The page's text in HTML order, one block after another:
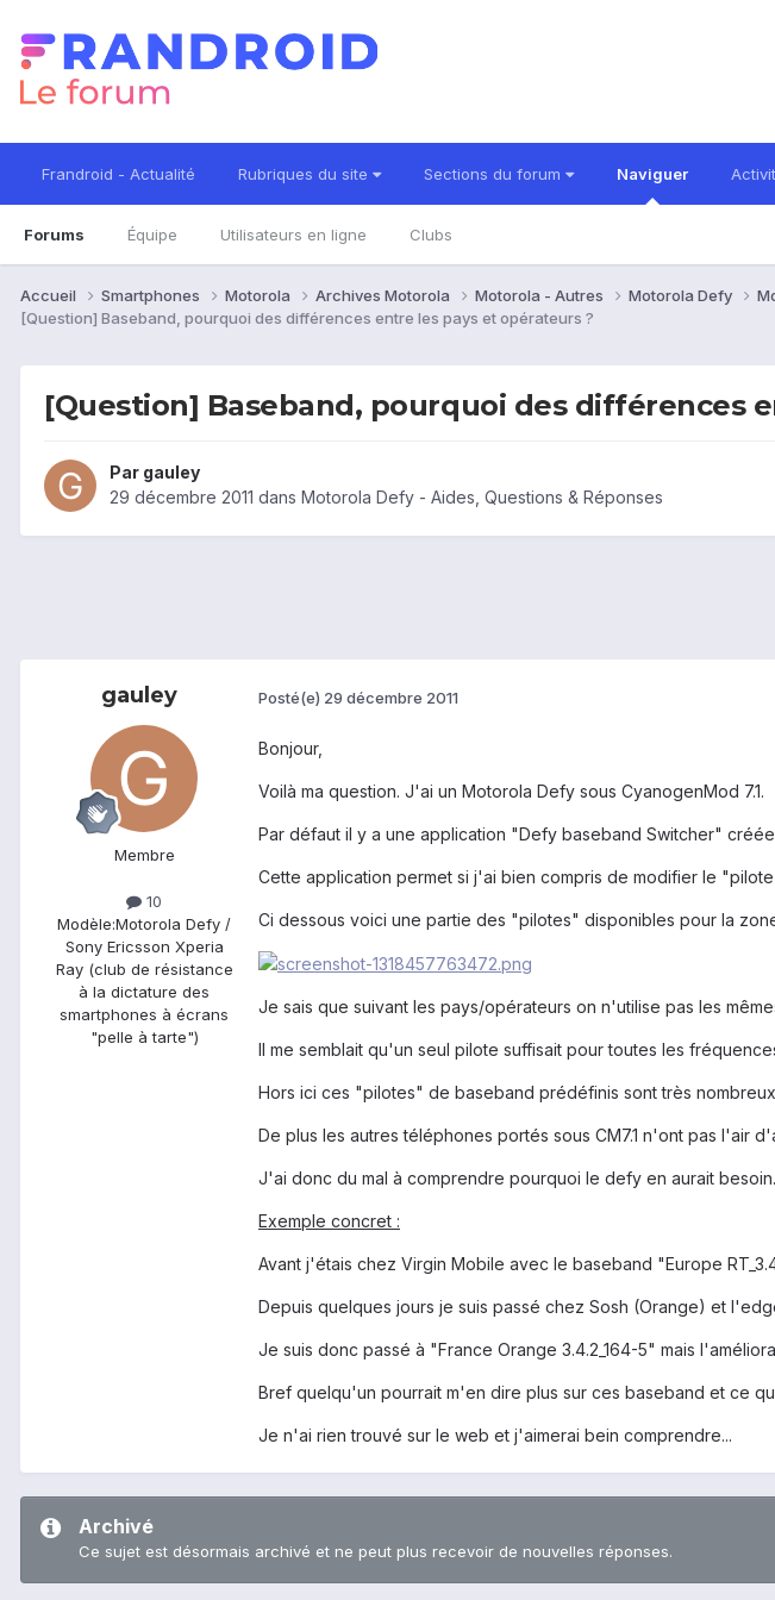
Frandroid - Actualité Rubriques du site Sections du forum Naviguer
Forums Équipe Utilisateurs en ligne Clubs
Accueil Smartphones Motorola Archives Motorola Motorola - Autres Motorola Defy
[Question] Baseband, pourquoi des différences entre les pays et opérateurs ?
[Question] Baseband, pourquoi des différences
Par gauley
29 décembre 2011 dans Motorola Defy - Aides, Questions & Réponses
gauley
Membre
10
Modèle:Motorola Defy /
Sony Ericsson Xperia
Ray (club de résistance
à la dictature des
smartphones à écrans
"pelle à tarte")
Posté(e) 29 décembre 2011
Bonjour,
Voilà ma question. J'ai un Motorola Defy sous CyanogenMod 7.1.
Par défaut il y a une application "Defy baseband Switcher"
Cette application permet si j'ai bien compris de modifier le
Ci dessous voici une partie des "pilotes" disponibles pour la
Je sais que suivant les pays/opérateurs on n'utilise pas les
Il me semblait qu'un seul pilote suffisait pour toutes les
Hors ici ces "pilotes" de baseband prédéfinis sont très
De plus les autres téléphones portés sous CM7.1 n'ont pas l'air
J'ai donc du mal à comprendre pourquoi le defy en aurait besoin.
Exemple concret :
Avant j'étais chez Virgin Mobile avec le baseband "Europe
Depuis quelques jours je suis passé chez Sosh (Orange) et
Je suis donc passé à "France Orange 3.4.2_164-5" mais
Bref quelqu'un pourrait m'en dire plus sur ces baseband et ce
Je n'ai rien trouvé sur le web et j'aimerai bein comprendre...
Archivé
Ce sujet est désormais archivé et ne peut plus recevoir de nouvelles réponses.